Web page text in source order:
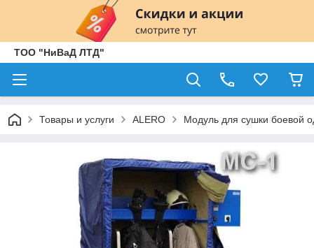
ТОО "НиВаД ЛТД"
Товары и услуги ALERO Модуль для сушки боевой